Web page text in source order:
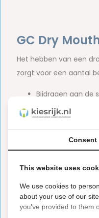
GC Dry
Het hebben van een
zorgt voor een aantal
Bijdragen aan de
Het gezond
Speelt een
Het bevochtigen
Het is daarom
helpen. GC Dry Mouth
Consent
This website uses
We use cookies to
about your use of our
you've provided to them